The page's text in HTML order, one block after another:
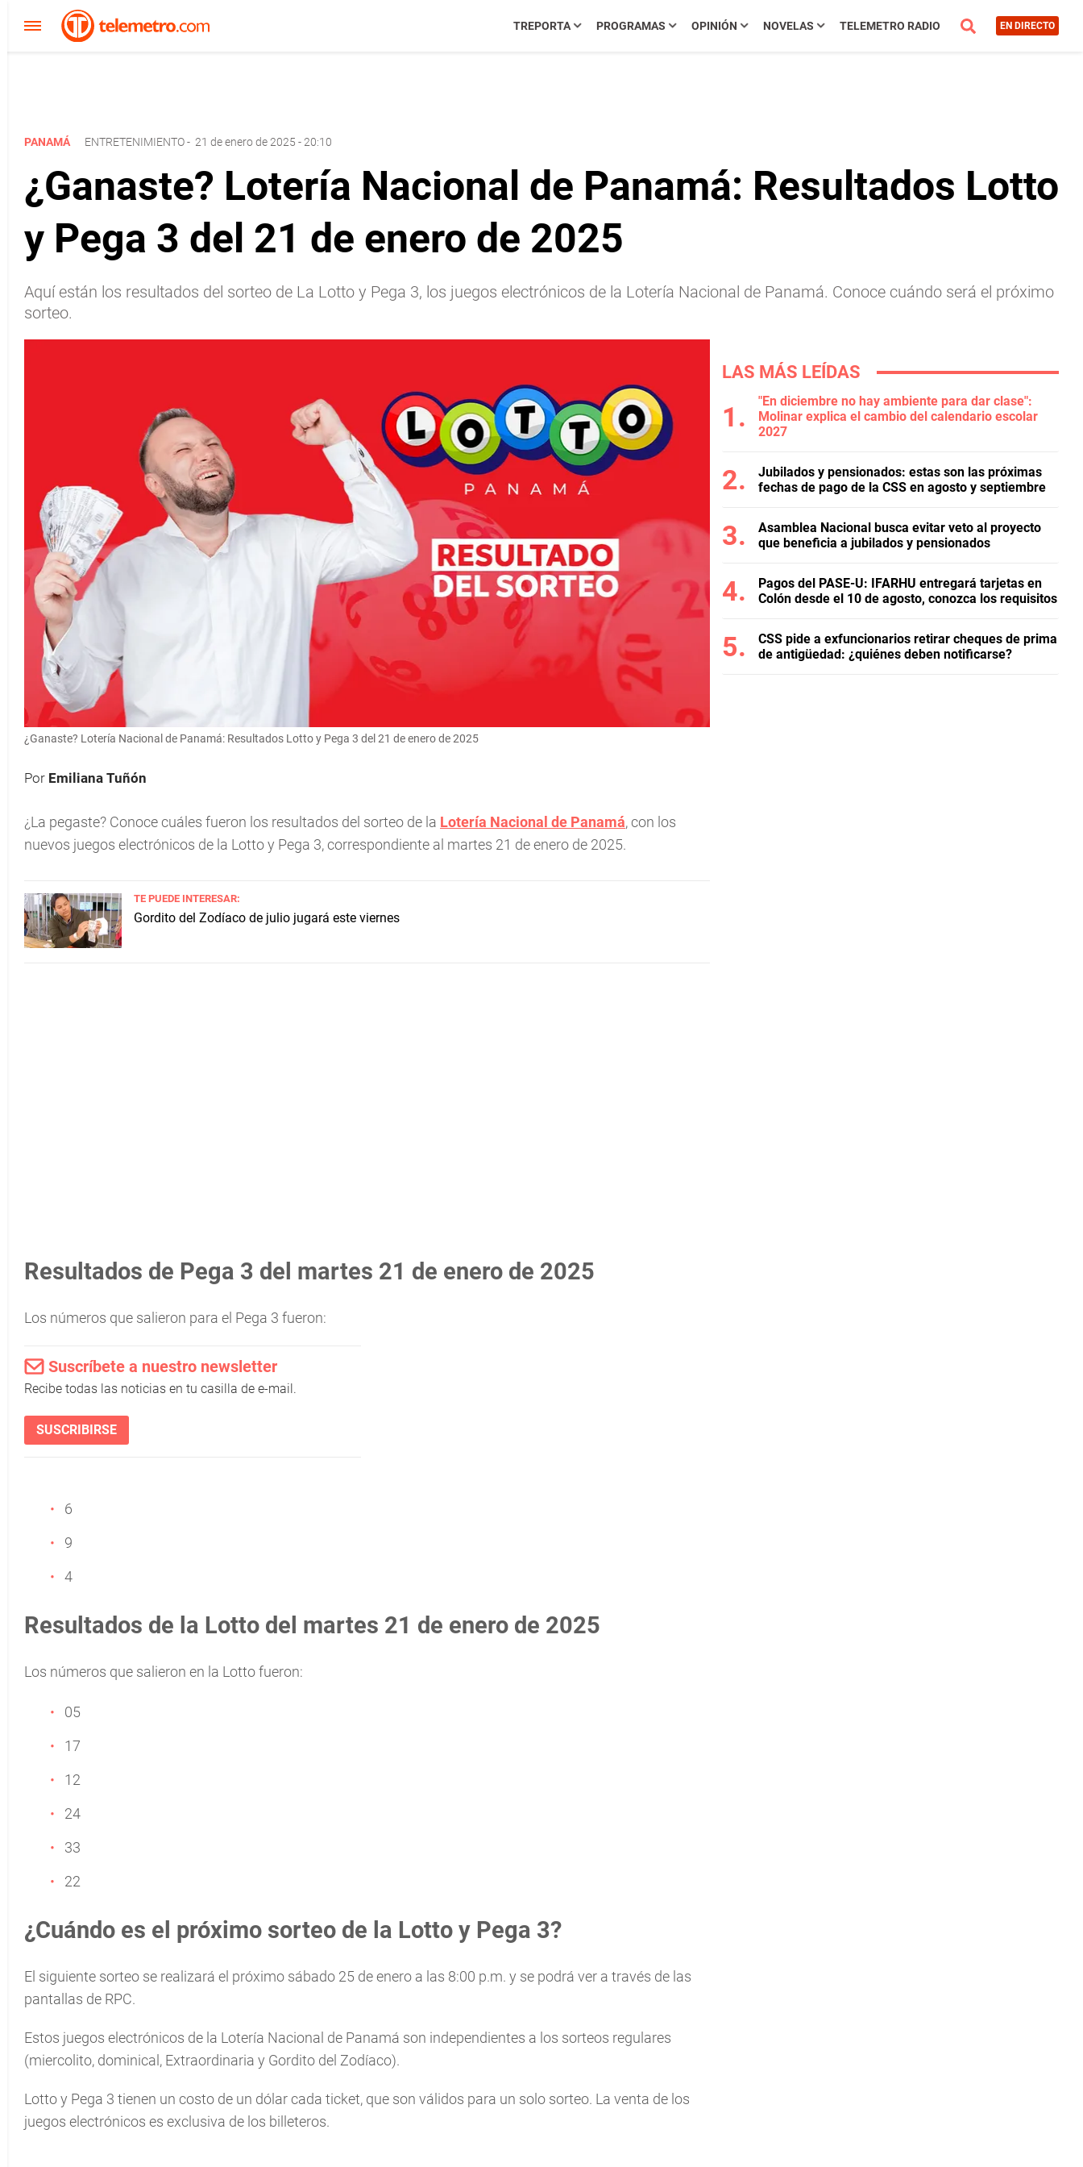
TREPORTA PROGRAMAS OPINIÓN NOVELAS TELEMETRO RADIO EN DIRECTO
PANAMÁ ENTRETENIMIENTO- 21 de enero de 2025 - 20:10
¿Ganaste? Lotería Nacional de Panamá: Resultados Lotto
y Pega 3 del 21 de enero de 2025
Aquí están los resultados del sorteo de La Lotto y Pega 3, los juegos electrónicos de la Lotería Nacional de Panamá. Conoce cuándo será el próximo
sorteo.
¿Ganaste? Lotería Nacional de Panamá: Resultados Lotto y Pega 3 del 21 de enero de 2025
Por Emiliana Tuñón
¿La pegaste? Conoce cuáles fueron los resultados del sorteo de la Lotería Nacional de Panamá, con los
nuevos juegos electrónicos de la Lotto y Pega 3, correspondiente al martes 21 de enero de 2025.
TE PUEDE INTERESAR:
Gordito del Zodíaco de julio jugará este viernes
Resultados de Pega 3 del martes 21 de enero de 2025
Los números que salieron para el Pega 3 fueron:
Suscríbete a nuestro newsletter
Recibe todas las noticias en tu casilla de e-mail.
SUSCRIBIRSE
6
9
4
Resultados de la Lotto del martes 21 de enero de 2025
Los números que salieron en la Lotto fueron:
05
17
12
24
33
22
¿Cuándo es el próximo sorteo de la Lotto y Pega 3?
El siguiente sorteo se realizará el próximo sábado 25 de enero a las 8:00 p.m. y se podrá ver a través de las
pantallas de RPC.
Estos juegos electrónicos de la Lotería Nacional de Panamá son independientes a los sorteos regulares
(miercolito, dominical, Extraordinaria y Gordito del Zodíaco).
Lotto y Pega 3 tienen un costo de un dólar cada ticket, que son válidos para un solo sorteo. La venta de los
juegos electrónicos es exclusiva de los billeteros.
LAS MÁS LEÍDAS
"En diciembre no hay ambiente para dar clase":
Molinar explica el cambio del calendario escolar
2027
Jubilados y pensionados: estas son las próximas
fechas de pago de la CSS en agosto y septiembre
Asamblea Nacional busca evitar veto al proyecto
que beneficia a jubilados y pensionados
Pagos del PASE-U: IFARHU entregará tarjetas en
Colón desde el 10 de agosto, conozca los requisitos
CSS pide a exfuncionarios retirar cheques de prima
de antigüedad: ¿quiénes deben notificarse?